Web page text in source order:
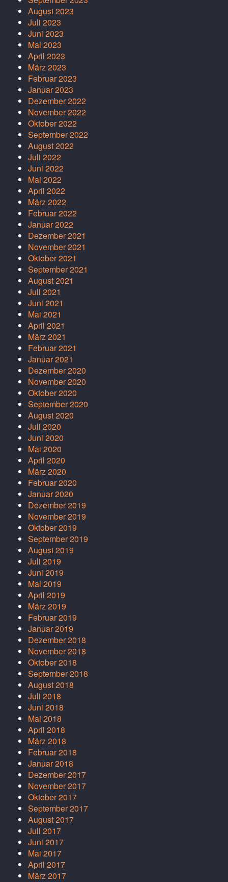
August 2023
Juli 2023
Juni 2023
Mai 2023
April 2023
März 2023
Februar 2023
Januar 2023
Dezember 2022
November 2022
Oktober 2022
September 2022
August 2022
Juli 2022
Juni 2022
Mai 2022
April 2022
März 2022
Februar 2022
Januar 2022
Dezember 2021
November 2021
Oktober 2021
September 2021
August 2021
Juli 2021
Juni 2021
Mai 2021
April 2021
März 2021
Februar 2021
Januar 2021
Dezember 2020
November 2020
Oktober 2020
September 2020
August 2020
Juli 2020
Juni 2020
Mai 2020
April 2020
März 2020
Februar 2020
Januar 2020
Dezember 2019
November 2019
Oktober 2019
September 2019
August 2019
Juli 2019
Juni 2019
Mai 2019
April 2019
März 2019
Februar 2019
Januar 2019
Dezember 2018
November 2018
Oktober 2018
September 2018
August 2018
Juli 2018
Juni 2018
Mai 2018
April 2018
März 2018
Februar 2018
Januar 2018
Dezember 2017
November 2017
Oktober 2017
September 2017
August 2017
Juli 2017
Juni 2017
Mai 2017
April 2017
März 2017